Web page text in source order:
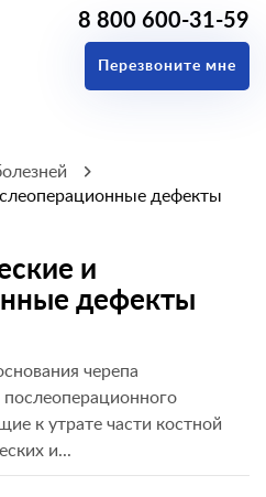
8 800 600-31-59
Перезвоните мне
дефекты
и
дефекты
черепа
послеоперационного
к утрате части костной
и...